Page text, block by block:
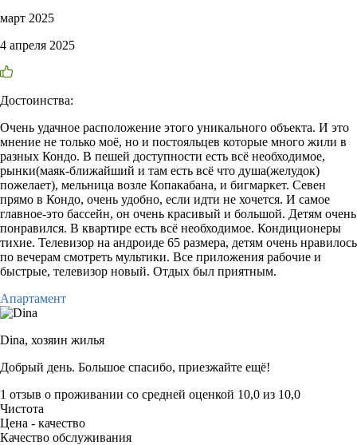
март 2025
4 апреля 2025
Достоинства:
Очень удачное расположение этого уникального объекта. И это
мнение не только моё, но и постояльцев которые много жили в
разных Кондо. В пешей доступности есть всё необходимое,
рынки(маяк-ближайший и там есть всё что душа(желудок)
пожелает), мельница возле Копакабана, и бигмаркет. Севен
прямо в Кондо, очень удобно, если идти не хочется. И самое
главное-это бассейн, он очень красивый и большой. Детям очень
понравился. В квартире есть всё необходимое. Кондиционеры
тихие. Телевизор на андроиде 65 размера, детям очень нравилось
по вечерам смотреть мультики. Все приложения рабочие и
быстрые, телевизор новый. Отдых был приятным.
Апартамент
Dina, хозяин жилья
Добрый день. Большое спасибо, приезжайте ещё!
1 отзыв о проживании со средней оценкой 10,0 из 10,0
Чистота
Цена - качество
Качество обслуживания